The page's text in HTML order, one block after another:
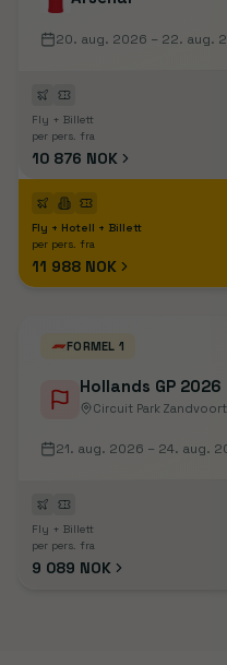
20. aug. 2026 – 22. aug.
Fly + Billett
per pers. fra
10 876 NOK
Fly + Hotell + Billett
per pers. fra
11 988 NOK
FORMEL 1
Hollands GP 2026
Circuit Park
21. aug. 2026 – 24. aug.
Fly + Billett
per pers. fra
9 089 NOK